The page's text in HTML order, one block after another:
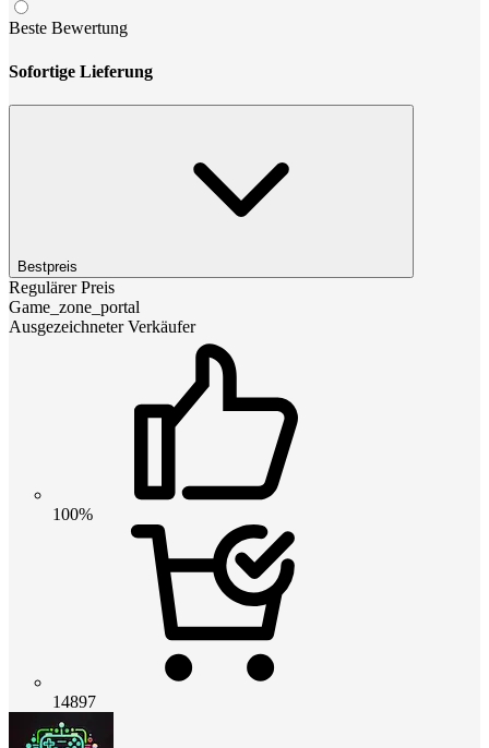
Beste Bewertung
Sofortige Lieferung
Bestpreis
Regulärer Preis
Game_zone_portal
Ausgezeichneter Verkäufer
100%
14897